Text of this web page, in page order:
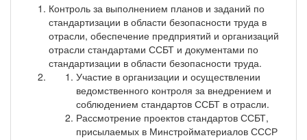
Контроль за выполнением планов и заданий по
стандартизации в области безопасности труда в
отрасли, обеспечение предприятий и организаций
отрасли стандартами ССБТ и документами по
стандартизации в области безопасности труда.
Участие в организации и осуществлении
ведомственного контроля за внедрением и
соблюдением стандартов ССБТ в отрасли.
Рассмотрение проектов стандартов ССБТ,
присылаемых в Минстройматериалов СССР